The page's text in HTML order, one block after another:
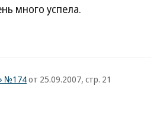
много успела.
№174от 25.09.2007, стр. 21